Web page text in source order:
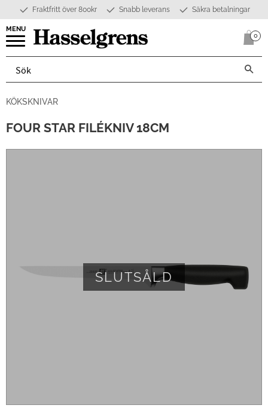
Meny
Fraktfritt över 800kr Snabb leverans Säkra betalningar
0
KÖKSKNIVAR
FOUR STAR FILÉKNIV 18CM
SLUTSÅLD